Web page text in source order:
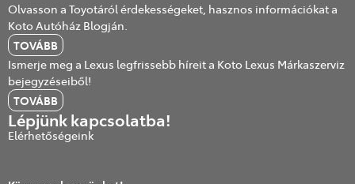
Olvasson a Toyotáról érdekességeket, hasznos információkat a
Koto Autóház Blogján.
TOVÁBB
Ismerje meg a Lexus legfrissebb híreit a Koto Lexus Márkaszerviz
bejegyzéseiből!
TOVÁBB
Lépjünk kapcsolatba!
Elérhetőségeink